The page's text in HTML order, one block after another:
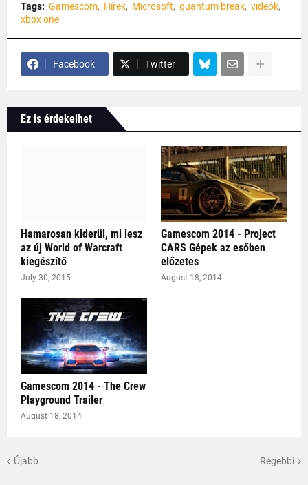
Tags: Gamescom Hírek Microsoft quantum break videók
xbox one
Facebook Twitter
Ez is érdekelhet
Hamarosan kiderül, mi lesz
az új World of Warcraft
kiegészítő
July 30, 2015
Gamescom 2014 - Project
CARS Gépek az esőben
előzetes
August 18, 2014
Gamescom 2014 - The Crew
Playground Trailer
August 18, 2014
Újabb Régebbi